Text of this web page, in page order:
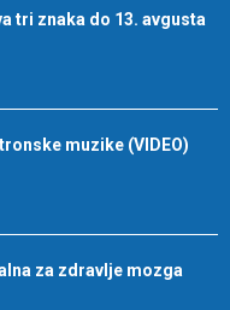
tri znaka do 13. avgusta
muzike (VIDEO)
za zdravlje mozga